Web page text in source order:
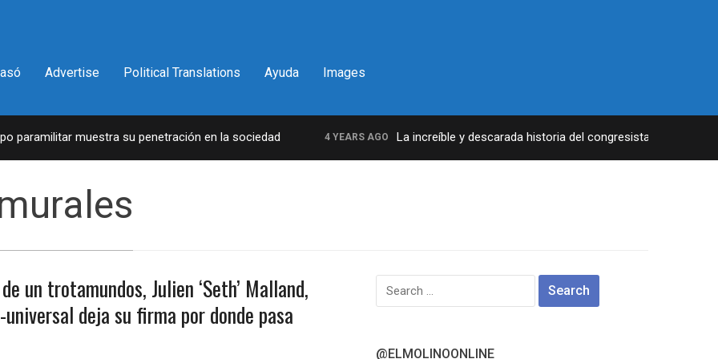
Advertise Political Translations Ayuda Images
muestra su penetración en la sociedad 4 YEARS AGO La increíble y descarada historia del congresista por NY George
un trotamundos, Julien ‘Seth’ Malland,
deja su firma por donde pasa
Search
for:
@ELMOLINOONLINE